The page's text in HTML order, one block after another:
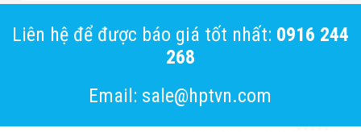
Liên hệ để được báo giá tốt nhất: 0916 244
268
Email: sale@hptvn.com